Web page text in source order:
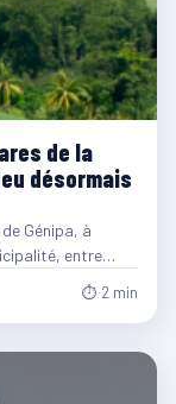
de la
désormais
Génipa, à
entre…
⏱ 2 min